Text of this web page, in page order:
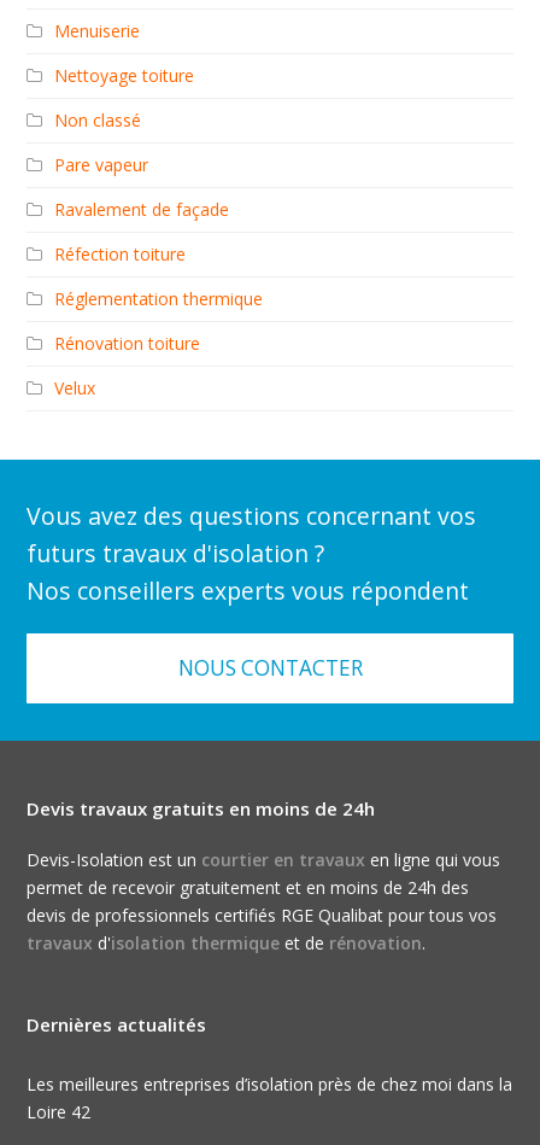
Menuiserie
Nettoyage toiture
Non classé
Pare vapeur
Ravalement de façade
Réfection toiture
Réglementation thermique
Rénovation toiture
Velux
Vous avez des questions concernant vos
futurs travaux d'isolation ?
Nos conseillers experts vous répondent
NOUS CONTACTER
Devis travaux gratuits en moins de 24h
Devis-Isolation est un courtier en travaux en ligne qui vous
permet de recevoir gratuitement et en moins de 24h des
devis de professionnels certifiés RGE Qualibat pour tous vos
travaux d'isolation thermique et de rénovation.
Dernières actualités
Les meilleures entreprises d’isolation près de chez moi dans la
Loire 42